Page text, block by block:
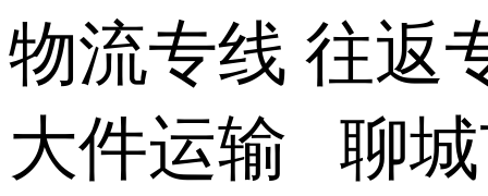
物流专线 往返
大件运输 聊